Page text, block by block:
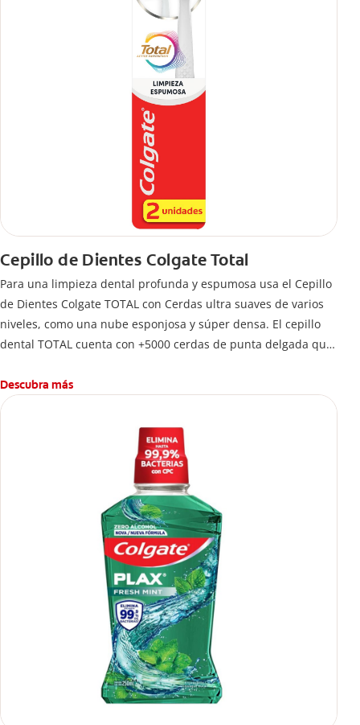
Cepillo de Dientes Colgate Total
Para una limpieza dental profunda y espumosa usa el Cepillo
de Dientes Colgate TOTAL con Cerdas ultra suaves de varios
niveles, como una nube esponjosa y súper densa. El cepillo
dental TOTAL cuenta con +5000 cerdas de punta delgada que
un cepillo normal.
Descubra más